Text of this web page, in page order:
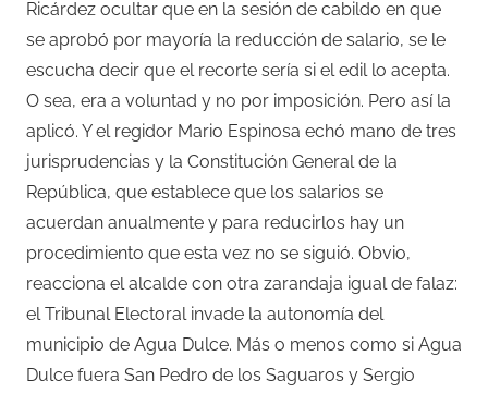
Ricárdez ocultar que en la sesión de cabildo en que
se aprobó por mayoría la reducción de salario, se le
escucha decir que el recorte sería si el edil lo acepta.
O sea, era a voluntad y no por imposición. Pero así la
aplicó. Y el regidor Mario Espinosa echó mano de tres
jurisprudencias y la Constitución General de la
República, que establece que los salarios se
acuerdan anualmente y para reducirlos hay un
procedimiento que esta vez no se siguió. Obvio,
reacciona el alcalde con otra zarandaja igual de falaz:
el Tribunal Electoral invade la autonomía del
municipio de Agua Dulce. Más o menos como si Agua
Dulce fuera San Pedro de los Saguaros y Sergio